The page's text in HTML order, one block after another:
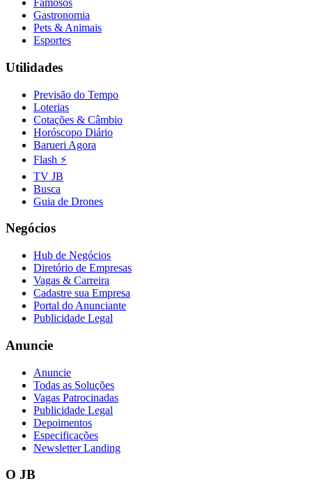
Fluminense
Famosos
Gastronomia
Pets & Animais
Esportes
Utilidades
Previsão do Tempo
Loterias
Cotações & Câmbio
Horóscopo Diário
Barueri Agora
Flash ⚡
TV JB
Busca
Guia de Drones
Negócios
Hub de Negócios
Diretório de Empresas
Vagas & Carreira
Cadastre sua Empresa
Portal do Anunciante
Publicidade Legal
Anuncie
Anuncie
Todas as Soluções
Vagas Patrocinadas
Publicidade Legal
Depoimentos
Especificações
Newsletter Landing
O JB